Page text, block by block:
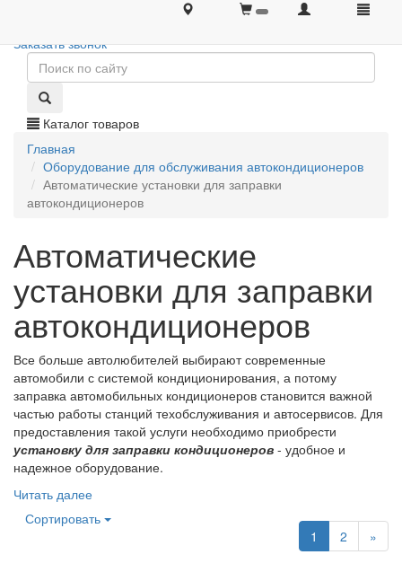
+7 (495) 646-08-66 +7 (495) 646-08-66
Заказать звонок
Каталог товаров
Главная
Оборудование для обслуживания автокондиционеров
Автоматические установки для заправки
автокондиционеров
Автоматические
установки для заправки
автокондиционеров
Все больше автолюбителей выбирают современные
автомобили с системой кондиционирования, а потому
заправка автомобильных кондиционеров становится важной
частью работы станций техобслуживания и автосервисов. Для
предоставления такой услуги необходимо приобрести
установку для заправки кондиционеров - удобное и
надежное оборудование.
Читать далее
Сортировать
1
2 »